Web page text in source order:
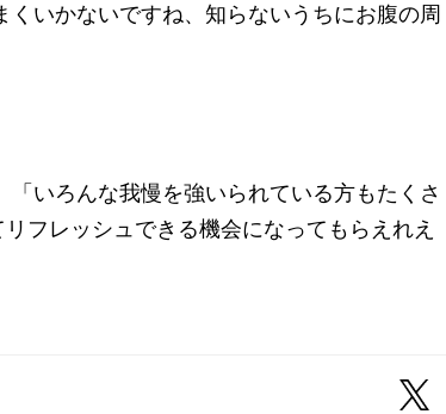
くいかないですね、知らないうちにお腹の周
いろんな我慢を強いられている方もたくさ
フレッシュできる機会になってもらえれえ